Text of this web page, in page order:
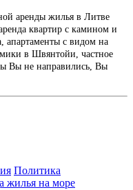
аренды жилья в Литве
квартир с камином и
апартаменты с видом на
в Швянтойи, частное
Вы не направились, Вы
Политика
жилья на море